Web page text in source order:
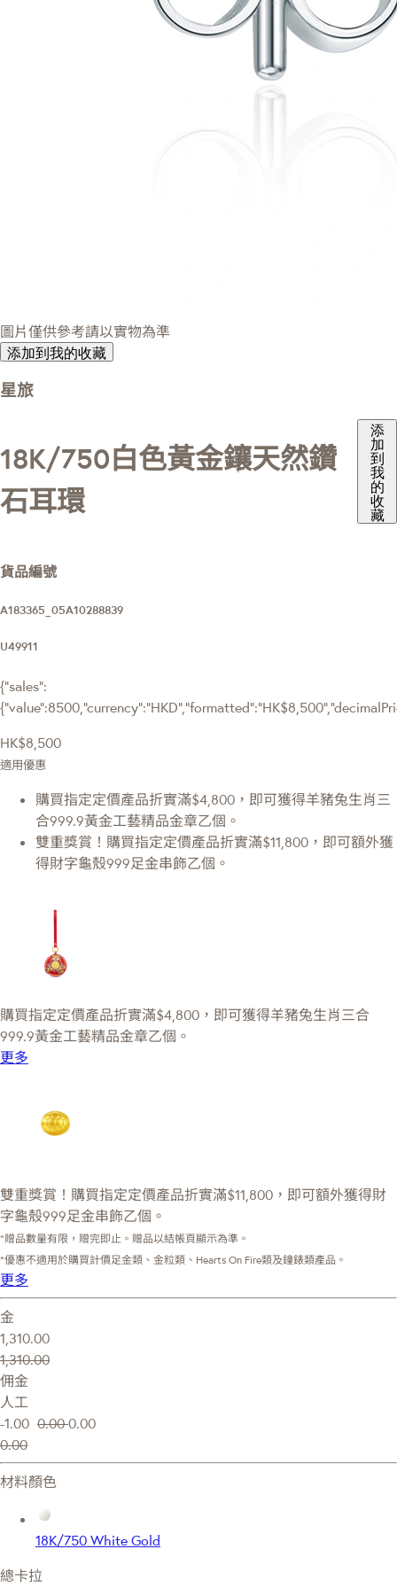
圖片僅供參考請以實物為準
添加到我的收藏
星旅
18K/750白色黃金鑲天然鑽
石耳環
添
加
到
我
的
收
藏
貨品編號
A183365_05A10288839
U49911
{"sales":
HK$8,500
適用優惠
購買指定定價產品折實滿$4,800，即可獲得羊豬兔生肖三
合999.9黃金工藝精品金章乙個。
雙重獎賞！購買指定定價產品折實滿$11,800，即可額外獲
得財字龜殼999足金串飾乙個。
購買指定定價產品折實滿$4,800，即可獲得羊豬兔生肖三合
999.9黃金工藝精品金章乙個。
更多
雙重獎賞！購買指定定價產品折實滿$11,800，即可額外獲得財
字龜殼999足金串飾乙個。
*贈品數量有限，贈完即止。贈品以結帳頁顯示為準。
*優惠不適用於購買計價足金類、金粒類、Hearts On Fire類及鐘錶類產品。
更多
金
1,310.00
1,310.00
佣金
人工
-1.00 0.000.00
0.00
材料顏色
18K/750 White Gold
總卡拉